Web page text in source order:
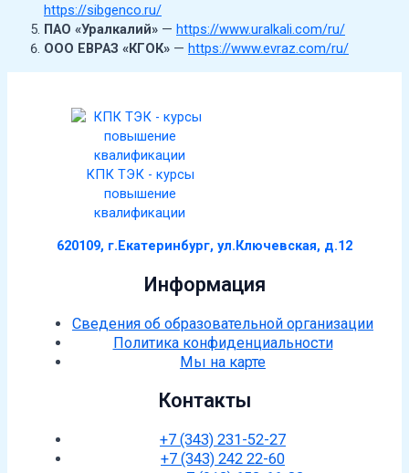
https://sibgenco.ru/
ПАО «Уралкалий» — https://www.uralkali.com/ru/
ООО ЕВРАЗ «КГОК» — https://www.evraz.com/ru/
КПК ТЭК - курсы
повышение
квалификации
620109, г.Екатеринбург, ул.Ключевская, д.12
Информация
Сведения об образовательной организации
Политика конфиденциальности
Мы на карте
Контакты
+7 (343) 231-52-27
+7 (343) 242 22-60